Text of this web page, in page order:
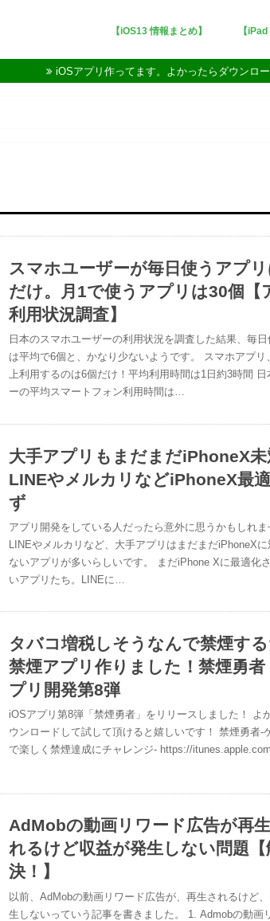
【iOS13 情報まとめ】 【
iOSアプリ作ってます。よかったらダウンロー
スマホユーザーが毎日使うアプリ
だけ。月1で使うアプリは30個【
利用状況調査】
日本のスマホユーザーの利用状況を調査した結果、毎日
は平均で6個と、かなり少ないようです。 スマホアプリ
上利用するのは6個だけ！平均利用時間は1日約3時間 日
ーの平均スマートフォン利用時間は…
大手アプリもまだまだiPhoneX未
LINEやメルカリなどiPhoneX最
ず
アプリ開発をしている人だったら意外に思うかもしれま
LINEやメルカリなど、大手アプリはまだまだiPhoneX
ないアプリが多いらしいです。 まだiPhone Xに最適化
いアプリたち。LINEに…
タバコ増税しそうなんで禁煙す
禁煙アプリ作りました！禁煙勇者
プリ開発第8弾
iOSアプリ第8弾「禁煙勇者」をリリースしました！ よ
ウンロードして試して頂けると嬉しいです！ 禁煙勇者-
で楽しく禁煙達成にチャレンジ- https://
AdMobの動画リワード広告が再
れるけど収益が発生しない問題【
決！】
以前、AdMobの動画リワード広告が、再生されるけど
生しないっていう記事を書きました。 1. Admobの動画